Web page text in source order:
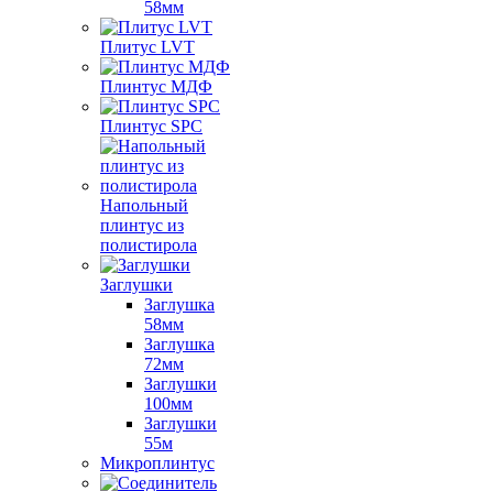
58мм
Плитус LVT
Плинтус МДФ
Плинтус SPC
Напольный
плинтус из
полистирола
Заглушки
Заглушка
58мм
Заглушка
72мм
Заглушки
100мм
Заглушки
55м
Микроплинтус